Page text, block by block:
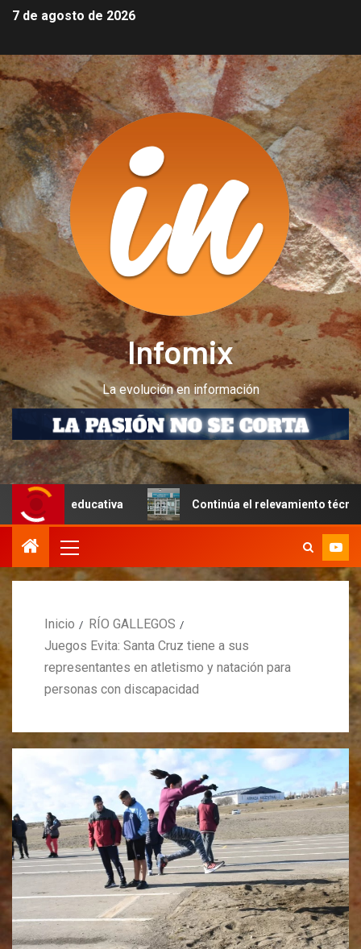
7 de agosto de 2026
Infomix
La evolución en información
Continúa el relevamiento técnico en Perito
Inicio
RÍO GALLEGOS
Juegos Evita: Santa Cruz tiene a sus
representantes en atletismo y natación para
personas con discapacidad